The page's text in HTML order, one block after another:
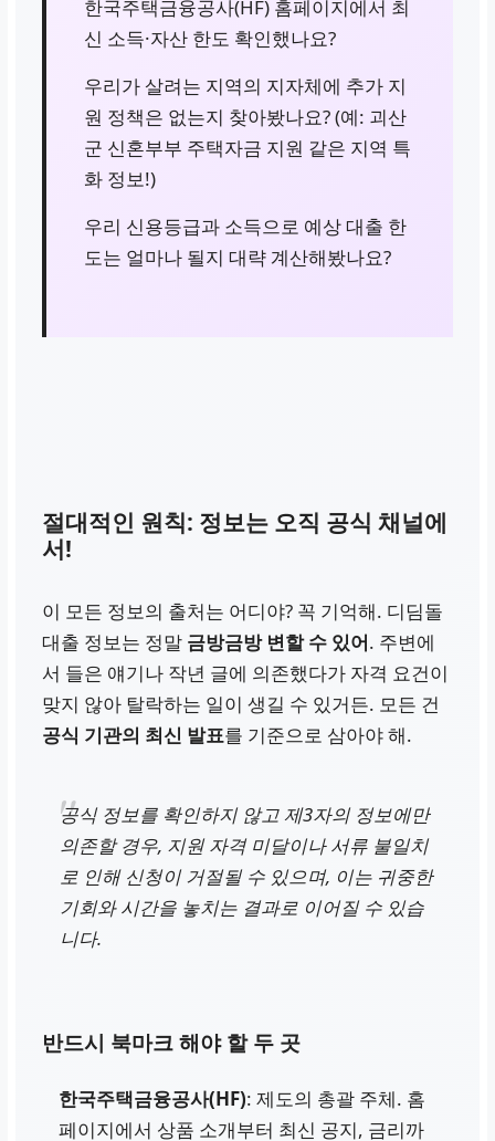
한국주택금융공사(HF) 홈페이지에서 최
신 소득·자산 한도 확인했나요?
우리가 살려는 지역의 지자체에 추가 지
원 정책은 없는지 찾아봤나요? (예: 괴산
군 신혼부부 주택자금 지원 같은 지역 특
화 정보!)
우리 신용등급과 소득으로 예상 대출 한
도는 얼마나 될지 대략 계산해봤나요?
절대적인 원칙: 정보는 오직 공식 채널에
서!
이 모든 정보의 출처는 어디야? 꼭 기억해. 디딤돌
대출 정보는 정말 금방금방 변할 수 있어. 주변에
서 들은 얘기나 작년 글에 의존했다가 자격 요건이
맞지 않아 탈락하는 일이 생길 수 있거든. 모든 건
공식 기관의 최신 발표를 기준으로 삼아야 해.
공식 정보를 확인하지 않고 제3자의 정보에만
의존할 경우, 지원 자격 미달이나 서류 불일치
로 인해 신청이 거절될 수 있으며, 이는 귀중한
기회와 시간을 놓치는 결과로 이어질 수 있습
니다.
반드시 북마크 해야 할 두 곳
한국주택금융공사(HF): 제도의 총괄 주체. 홈
페이지에서 상품 소개부터 최신 공지, 금리까